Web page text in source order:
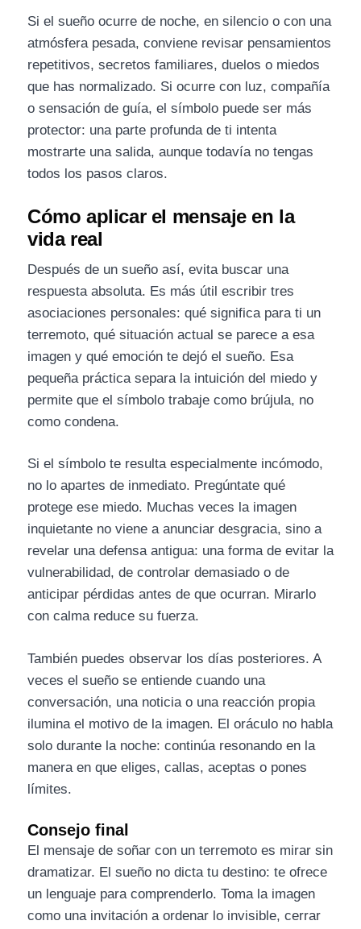
Si el sueño ocurre de noche, en silencio o con una
atmósfera pesada, conviene revisar pensamientos
repetitivos, secretos familiares, duelos o miedos
que has normalizado. Si ocurre con luz, compañía
o sensación de guía, el símbolo puede ser más
protector: una parte profunda de ti intenta
mostrarte una salida, aunque todavía no tengas
todos los pasos claros.
Cómo aplicar el mensaje en la
vida real
Después de un sueño así, evita buscar una
respuesta absoluta. Es más útil escribir tres
asociaciones personales: qué significa para ti un
terremoto, qué situación actual se parece a esa
imagen y qué emoción te dejó el sueño. Esa
pequeña práctica separa la intuición del miedo y
permite que el símbolo trabaje como brújula, no
como condena.
Si el símbolo te resulta especialmente incómodo,
no lo apartes de inmediato. Pregúntate qué
protege ese miedo. Muchas veces la imagen
inquietante no viene a anunciar desgracia, sino a
revelar una defensa antigua: una forma de evitar la
vulnerabilidad, de controlar demasiado o de
anticipar pérdidas antes de que ocurran. Mirarlo
con calma reduce su fuerza.
También puedes observar los días posteriores. A
veces el sueño se entiende cuando una
conversación, una noticia o una reacción propia
ilumina el motivo de la imagen. El oráculo no habla
solo durante la noche: continúa resonando en la
manera en que eliges, callas, aceptas o pones
límites.
Consejo final
El mensaje de soñar con un terremoto es mirar sin
dramatizar. El sueño no dicta tu destino: te ofrece
un lenguaje para comprenderlo. Toma la imagen
como una invitación a ordenar lo invisible, cerrar